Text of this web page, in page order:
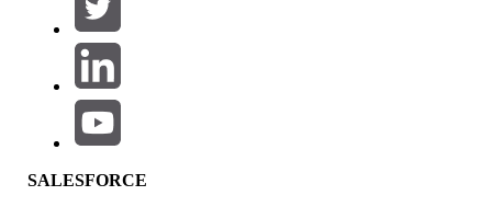
Productgebied
Invloed op functies
SALESFORCE